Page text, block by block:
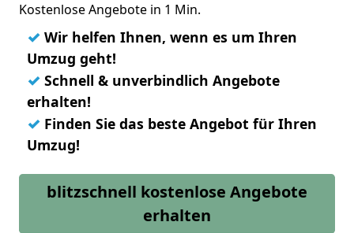
Kostenlose Angebote in 1 Min.
✓ Wir helfen Ihnen, wenn es um Ihren
Umzug geht!
✓ Schnell & unverbindlich Angebote
erhalten!
✓ Finden Sie das beste Angebot für Ihren
Umzug!
blitzschnell kostenlose Angebote
erhalten